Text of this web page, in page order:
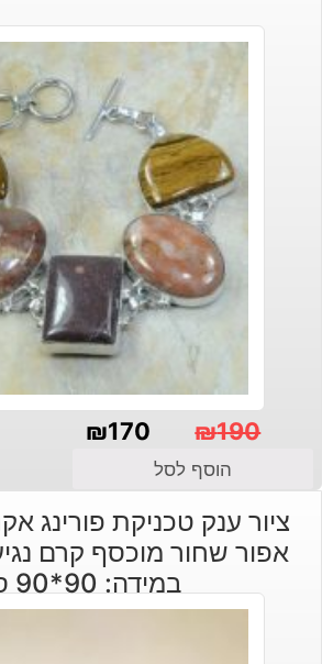
₪190
המקורי
היה:
₪190.
₪170
הנוכחי
הוא:
₪170.
הוסף לסל
ציור ענק טכניקת פורינג
אפור שחור מוכסף קרם
במידה: 90*90 ס"מ